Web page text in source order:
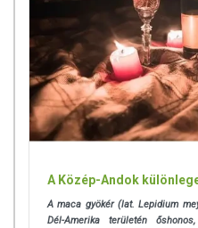
fogyasztási mennyiséget ne
összetevők bármelyikére
elzárva tartandó!
A Közép-Andok
A maca gyökér (lat. Lepidium
Dél-Amerika területén